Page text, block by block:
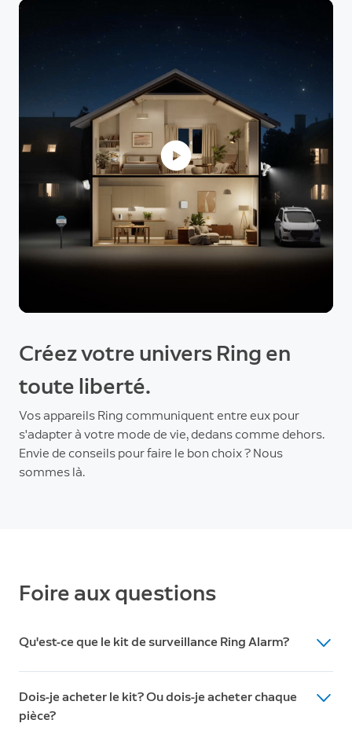
Créez votre univers Ring en
toute liberté.
Vos appareils Ring communiquent entre eux pour
s'adapter à votre mode de vie, dedans comme dehors.
Envie de conseils pour faire le bon choix ? Nous
sommes là.
Foire aux questions
Qu'est-ce que le kit de surveillance Ring Alarm?
surveillance domestique à installer soi-même qui
fonctionne dans les maisons et les appartements. Le
Dois-je acheter le kit? Ou dois-je acheter chaque
pièce?